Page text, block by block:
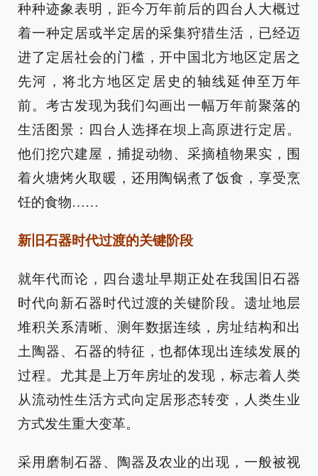
种种迹象表明，距今万年前后的四台人大概过
着一种定居或半定居的采集狩猎生活，已经迈
进了定居社会的门槛，开中国北方地区定居之
先河，将北方地区定居史的轴线延伸至万年
前。考古发现为我们勾画出一幅万年前聚落的
生活图景：四台人选择在坝上高原进行定居。
他们挖穴建屋，捕捉动物、采摘植物果实，围
着火塘烤火取暖，还用陶锅煮了饭食，享受烹
饪的食物……
新旧石器时代过渡的关键阶段
就年代而论，四台遗址早期正处在我国旧石器
时代向新石器时代过渡的关键阶段。遗址地层
堆积关系清晰、测年数据连续，房址结构和出
土陶器、石器的特征，也都体现出连续发展的
过程。尤其是上万年房址的发现，标志着人类
从流动性生活方式向定居形态转变，人类生业
方式发生重大变革。
采用磨制石器、陶器及农业的出现，一般被视